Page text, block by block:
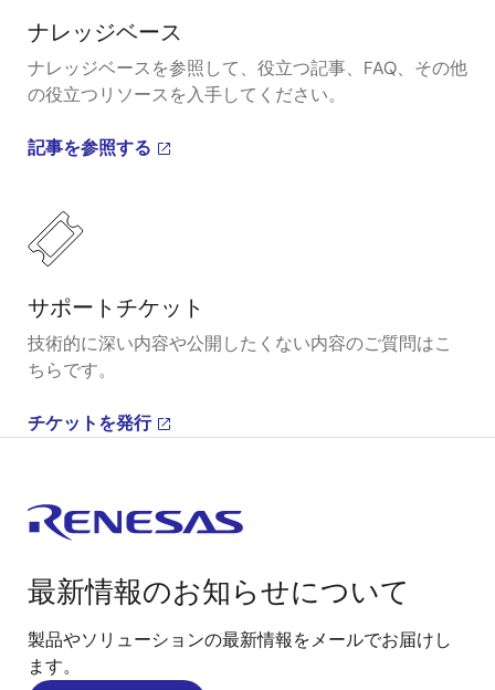
ナレッジベース
ナレッジベースを参照して、役立つ記事、FAQ、その他
の役立つリソースを入手してください。
記事を参照する
サポートチケット
技術的に深い内容や公開したくない内容のご質問はこ
ちらです。
チケットを発行
最新情報のお知らせについて
製品やソリューションの最新情報をメールでお届けし
ます。